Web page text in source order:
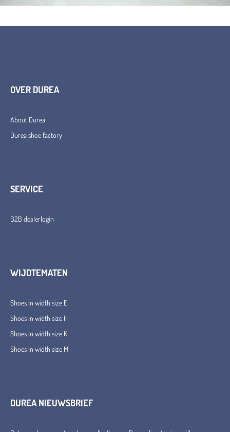
OVER DUREA
About Durea
Durea shoe factory
SERVICE
B2B dealerlogin
WIJDTEMATEN
Shoes in width size E
Shoes in width size H
Shoes in width size K
Shoes in width size M
DUREA NIEUWSBRIEF